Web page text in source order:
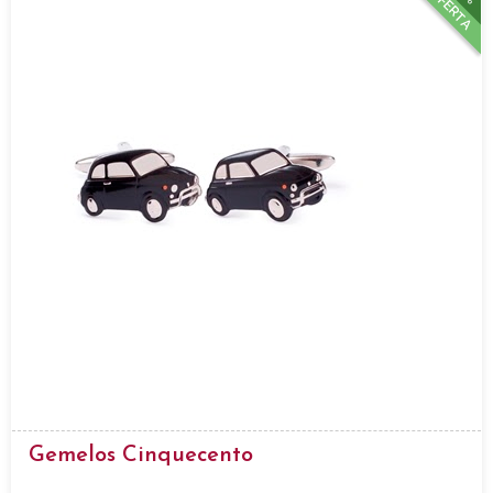
Gemelos Cinquecento